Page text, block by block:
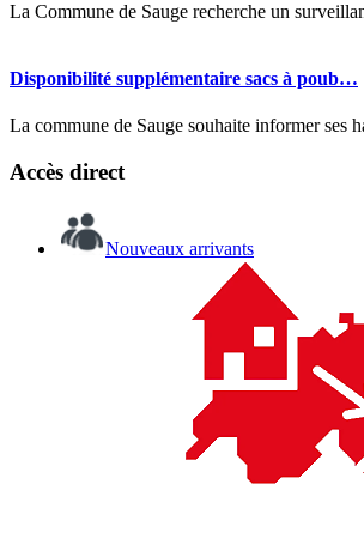
La Commune de Sauge recherche un
Disponibilité supplémentaire sacs à poub…
La commune de Sauge souhaite informer ses
Accès direct
Nouveaux arrivants